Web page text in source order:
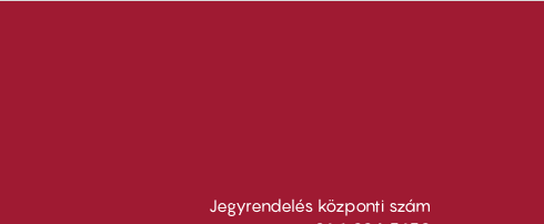
Jegyrendelés központi szám